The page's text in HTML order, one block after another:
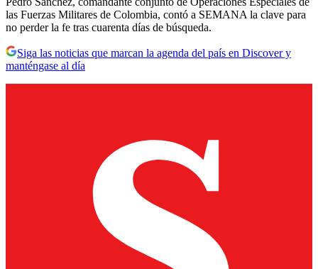
las Fuerzas Militares de Colombia, contó a SEMANA la clave para
no perder la fe tras cuarenta días de búsqueda.
Siga las noticias que marcan la agenda del país en Discover y
manténgase al día